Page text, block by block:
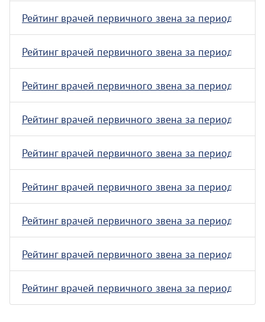
Рейтинг врачей первичного звена за период с
Рейтинг врачей первичного звена за период с
Рейтинг врачей первичного звена за период с
Рейтинг врачей первичного звена за период с
Рейтинг врачей первичного звена за период с
Рейтинг врачей первичного звена за период с
Рейтинг врачей первичного звена за период с
Рейтинг врачей первичного звена за период с
Рейтинг врачей первичного звена за период с